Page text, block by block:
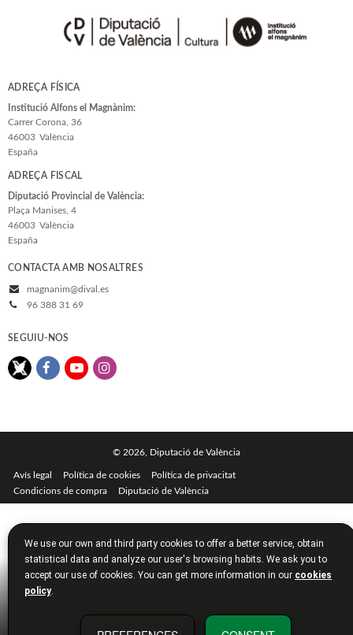
ADREÇA FÍSICA
Institució Alfons el Magnànim:
Carrer Corona, 36
46003 València
España
ADREÇA FISCAL
Diputació Provincial de València:
Plaça Manises, 4
46003 València
España
CONTACTA AMB NOSALTRES
magnanim@dival.es
96 388 31 69
SEGUIU-NOS
© 2026, Diputació de València
Avís legal Política de cookies
Política de privacitat
Condicions de compra
Diputació de València
We use our own and third party cookies to offer a better service, obtain
statistical data and analyze our user's browsing habits. We ask you to
accept our use of cookies. You can get more information in our cookies
policy.